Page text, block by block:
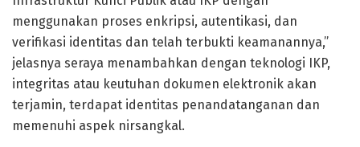
menggunakan proses enkripsi, autentikasi, dan
verifikasi identitas dan telah terbukti keamanannya,”
jelasnya seraya menambahkan dengan teknologi IKP,
integritas atau keutuhan dokumen elektronik akan
terjamin, terdapat identitas penandatanganan dan
memenuhi aspek nirsangkal.